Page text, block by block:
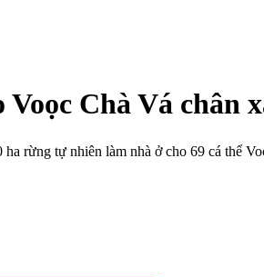
Voọc Chà Vá chân
rừng tự nhiên làm nhà ở cho 69 cá thể